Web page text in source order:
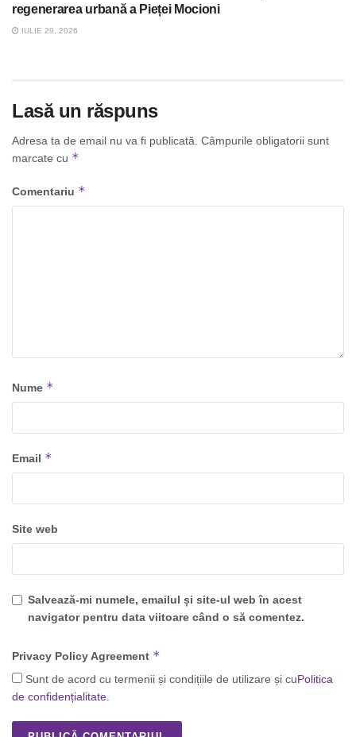
regenerarea urbană a Pieței Mocioni
IULIE 29, 2026
Lasă un răspuns
Adresa ta de email nu va fi publicată. Câmpurile obligatorii sunt
marcate cu *
Comentariu *
Nume *
Email *
Site web
Salvează-mi numele, emailul și site-ul web în acest
navigator pentru data viitoare când o să comentez.
Privacy Policy Agreement *
Sunt de acord cu termenii și condițiile de utilizare și cuPolitica
de confidențialitate.